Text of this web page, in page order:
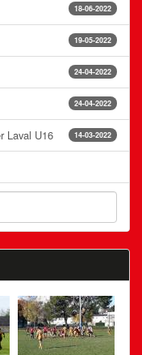
18-06-2022
19-05-2022
24-04-2022
24-04-2022
14-03-2022
Laval U16